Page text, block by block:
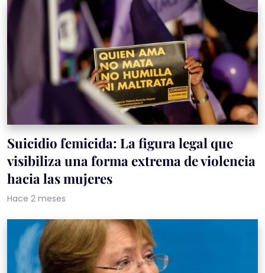
Suicidio femicida: La figura legal que
visibiliza una forma extrema de violencia
hacia las mujeres
Hace 2 meses